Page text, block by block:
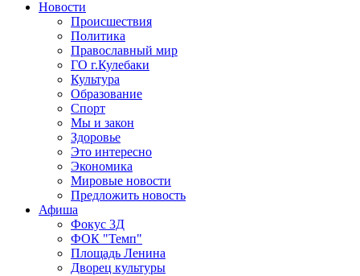
Новости
Происшествия
Политика
Православный мир
ГО г.Кулебаки
Культура
Образование
Спорт
Мы и закон
Здоровье
Это интересно
Экономика
Мировые новости
Предложить новость
Афиша
Фокус 3Д
ФОК "Темп"
Площадь Ленина
Дворец культуры